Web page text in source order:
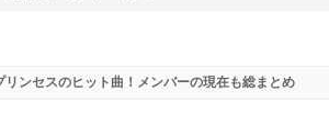
リンセスのヒット曲！メンバーの現在も総まとめ